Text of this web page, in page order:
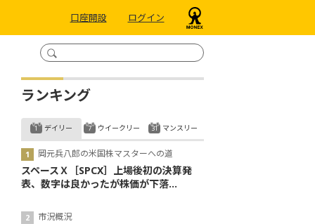
口座開設 ログイン
ランキング
デイリー
岡元兵八郎の米国株マスターへの道
スペースＸ［SPCX］上場後初の決算発
表、数字は良かったが株価が下落...
市況概況
ウイークリー マンスリー